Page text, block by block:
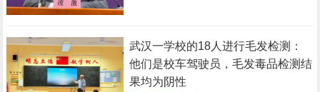
武汉一学校的18人进行毛发检测：
他们是校车驾驶员，毛发毒品检测结
果均为阴性